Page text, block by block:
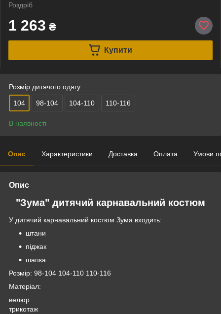
Роздріб
1 263 ₴
Купити
Розмір дитячого одягу
104 98-104 104-110 110-116
В наявності
Опис Характеристики Доставка Оплата Умови
Опис
"Зума" дитячий карнавальний костюм
У дитячий карнавальний костюм Зума входить:
штани
піджак
шапка
Розмір: 98-104 104-110 110-116
Матеріал:
велюр
трикотаж